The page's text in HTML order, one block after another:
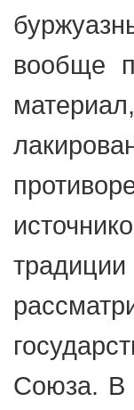
вообще
Союза. В